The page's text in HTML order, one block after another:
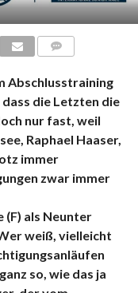
Abschlusstraining
die Letzten die
nur fast, weil
Raphael Haaser,
immer
zwar immer
(F) als Neunter
weiß, vielleicht
so, wie das ja